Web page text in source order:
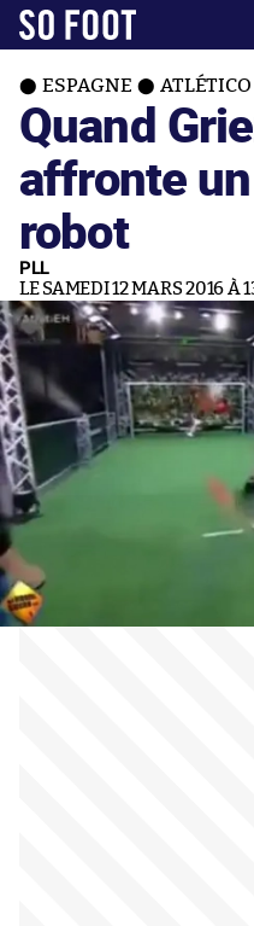
ESPAGNE
Quand
affronte
robot
PLL
LE SAMEDI 12 MARS 2016 À